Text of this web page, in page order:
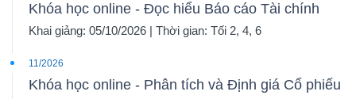
Khóa học online - Đọc hiểu Báo cáo Tài chính
Khai giảng: 05/10/2026 | Thời gian: Tối 2, 4, 6
11/2026
Khóa học online - Phân tích và Định giá Cổ phiếu